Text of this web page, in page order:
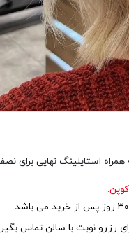
استایلینگ نهایی برای
رزرو نوبت با سالن تماس